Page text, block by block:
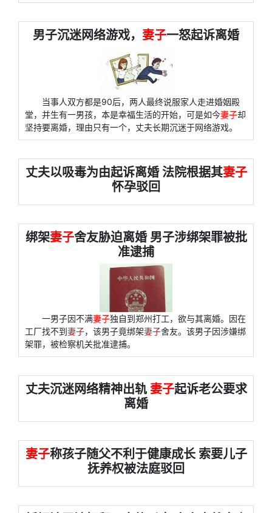
男子沉迷网络游戏， 妻子一怒起诉离婚
当事人双方都是90后，两人最终说服家人走进婚姻殿
堂，并生有一男孩，本是幸福生活的开始，可是如今妻子却
坚持要离婚，理由只有一个，丈夫长期沉迷于网络游戏。
丈夫以吸毒为由起诉离婚 法院根据其妻子
怀孕驳回
绑架妻子舍友胁迫离婚 男子涉绑架罪被批
准逮捕
一男子因不满妻子独自到郑州打工，欲与其离婚。因在
工厂找不到妻子，该男子竟绑架妻子舍友。该男子因涉嫌绑
架罪，被检察机关批准逮捕。
丈夫沉迷网络精神出轨 妻子起诉老公要求
离婚
妻子称孩子随父不利于健康成长 索要儿子
抚养权被法庭驳回